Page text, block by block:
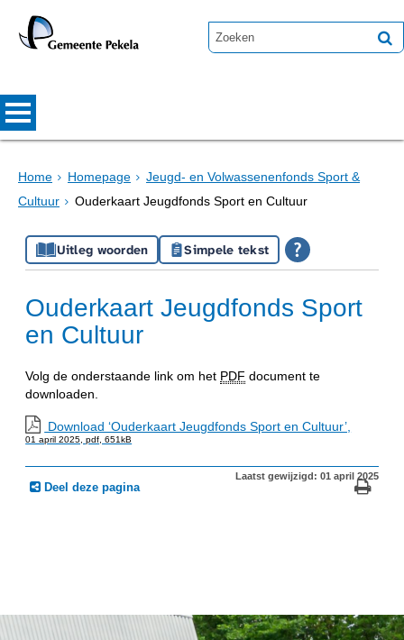
Home Homepage
Jeugd- en Volwassenenfonds Sport &
Cultuur
Ouderkaart Jeugdfonds Sport en Cultuur
Uitleg woorden Simpele tekst
Ouderkaart Jeugdfonds Sport
en Cultuur
Volg de onderstaande link om het PDF document te
downloaden.
Download ‘Ouderkaart Jeugdfonds Sport en Cultuur’,
01 april 2025,pdf , 651kB
Deel deze pagina
Laatst gewijzigd: 01 april 2025